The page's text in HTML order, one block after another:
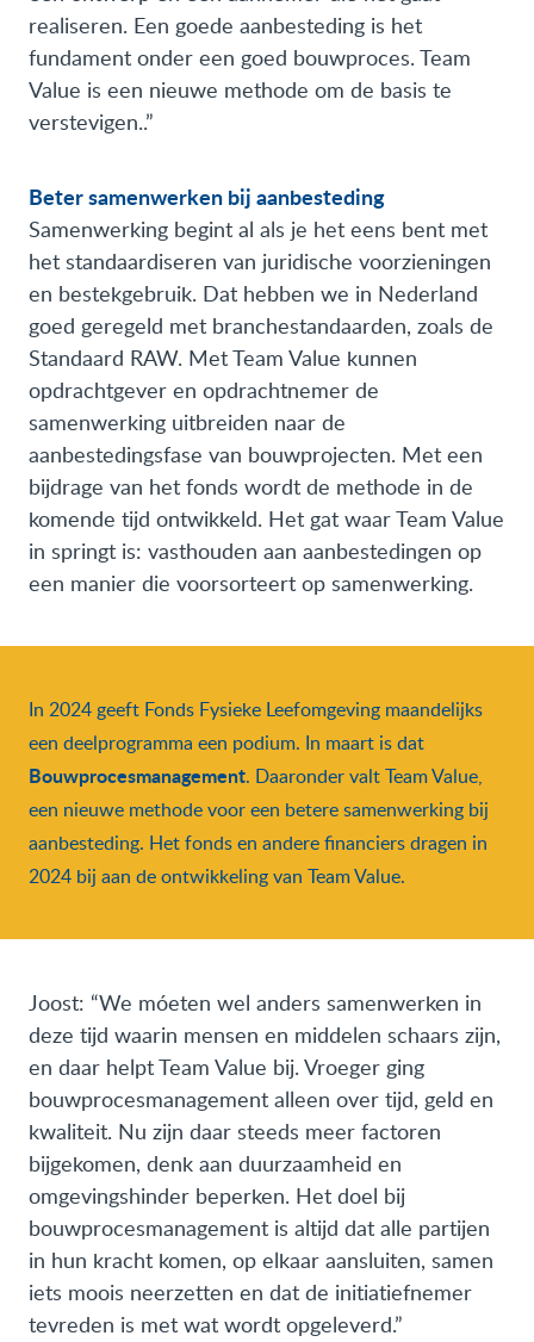
realiseren. Een goede aanbesteding is het
fundament onder een goed bouwproces. Team
Value is een nieuwe methode om de basis te
verstevigen..”
Beter samenwerken bij aanbesteding
Samenwerking begint al als je het eens bent met
het standaardiseren van juridische voorzieningen
en bestekgebruik. Dat hebben we in Nederland
goed geregeld met branchestandaarden, zoals de
Standaard RAW. Met Team Value kunnen
opdrachtgever en opdrachtnemer de
samenwerking uitbreiden naar de
aanbestedingsfase van bouwprojecten. Met een
bijdrage van het fonds wordt de methode in de
komende tijd ontwikkeld. Het gat waar Team Value
in springt is: vasthouden aan aanbestedingen op
een manier die voorsorteert op samenwerking.
In 2024 geeft Fonds Fysieke Leefomgeving maandelijks
een deelprogramma een podium. In maart is dat
Bouwprocesmanagement. Daaronder valt Team Value,
een nieuwe methode voor een betere samenwerking bij
aanbesteding. Het fonds en andere financiers dragen in
2024 bij aan de ontwikkeling van Team Value.
Joost: “We móeten wel anders samenwerken in
deze tijd waarin mensen en middelen schaars zijn,
en daar helpt Team Value bij. Vroeger ging
bouwprocesmanagement alleen over tijd, geld en
kwaliteit. Nu zijn daar steeds meer factoren
bijgekomen, denk aan duurzaamheid en
omgevingshinder beperken. Het doel bij
bouwprocesmanagement is altijd dat alle partijen
in hun kracht komen, op elkaar aansluiten, samen
iets moois neerzetten en dat de initiatiefnemer
tevreden is met wat wordt opgeleverd.”